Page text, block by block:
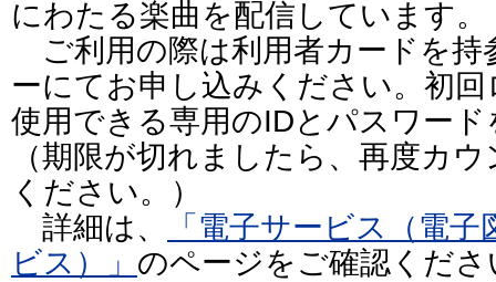
にわたる楽曲を配信しています。
ご利用の際は利用者カードを持
ーにてお申し込みください。初
使用できる専用のIDとパスワー
（期限が切れましたら、再度カ
ください。）
詳細は、
「電子サービス（電
ビス）」 のページをご確認くださ